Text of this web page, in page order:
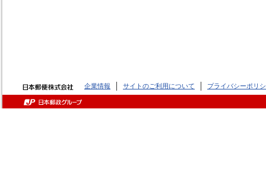
企業情報 サイトのご利用について プライバシーポリ